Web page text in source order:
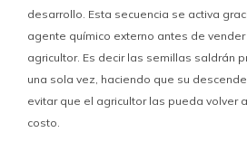
desarrollo. Esta secuencia se activa
agente químico externo antes de
agricultor. Es decir las semillas saldrán
una sola vez, haciendo que su
evitar que el agricultor las pueda volver
costo.